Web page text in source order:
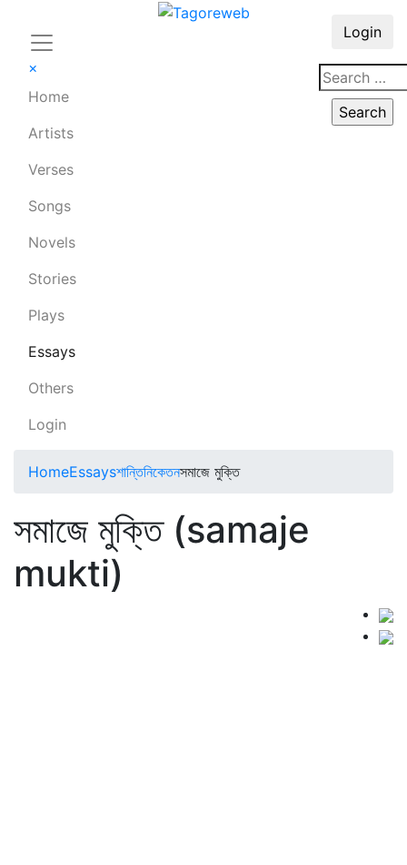
×
Home
Artists
Verses
Songs
Novels
Stories
Plays
Essays
Others
Login
Login
HomeEssaysশান্তিনিকেতনসমাজে মুক্তি
সমাজে মুক্তি (samaje
mukti)